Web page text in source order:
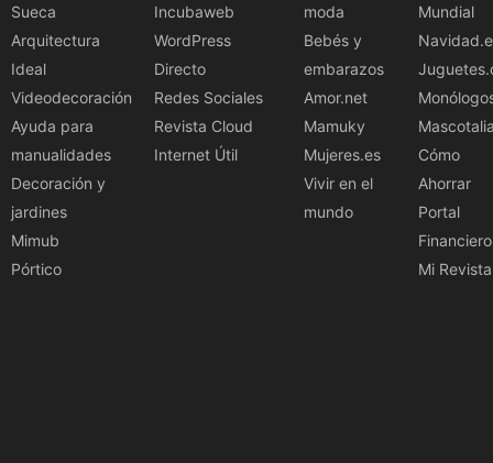
Sueca
Arquitectura
Ideal
Videodecoración
Ayuda para
manualidades
Decoración y
jardines
Mimub
Pórtico
Incubaweb
WordPress
Directo
Redes Sociales
Revista Cloud
Internet Útil
moda
Bebés y
embarazos
Amor.net
Mamuky
Mujeres.es
Vivir en el
mundo
Mundial
Cómo
Ahorrar
Portal
Financiero
Mi Revista